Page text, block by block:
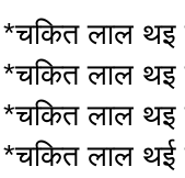
*चकित लाल थइ
*चकित लाल थइ
*चकित लाल
*चकित लाल थई